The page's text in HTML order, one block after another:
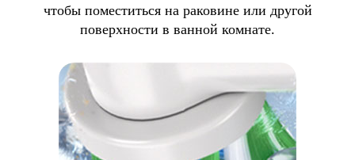
чтобы поместиться на раковине или другой
поверхности в ванной комнате.